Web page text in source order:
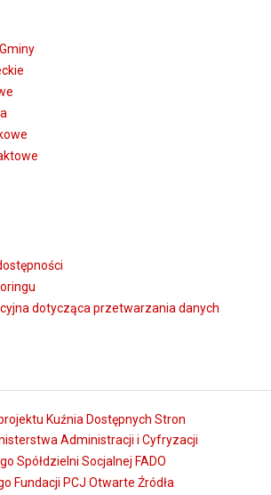
dotycząca przetwarzania danych